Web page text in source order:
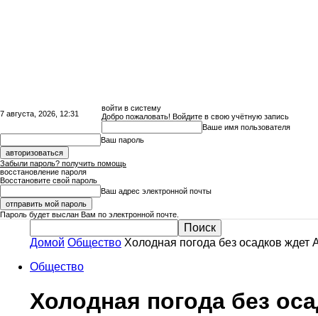
7 августа, 2026, 12:31
войти в систему
Добро пожаловать! Войдите в свою учётную запись
Ваше имя пользователя
Ваш пароль
Забыли пароль? получить помощь
восстановление пароля
Восстановите свой пароль
Ваш адрес электронной почты
Пароль будет выслан Вам по электронной почте.
Домой Общество Холодная погода без осадков ждет
Общество
Холодная погода без